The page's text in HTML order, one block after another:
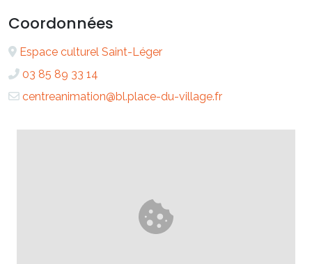
Coordonnées
Espace culturel Saint-Léger
03 85 89 33 14
centreanimation@bl.place-du-village.fr